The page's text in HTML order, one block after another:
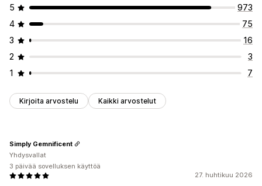
5
973
4
75
3
16
2
3
1
7
Kirjoita arvostelu Kaikki arvostelut
27. huhtikuu 2026
Simply Gemnificent
Yhdysvallat
3 päivää sovelluksen käyttöä